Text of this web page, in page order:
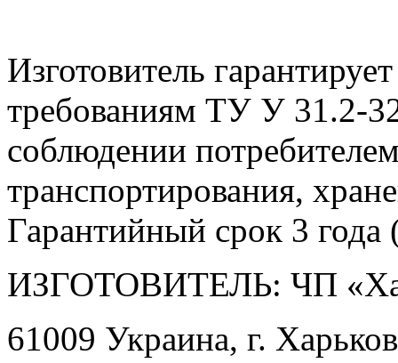
Изготовитель
требованиям ТУ У 31.2-
соблюдении
транспортирования,
Гарантийный срок 3 года
ИЗГОТОВИТЕЛЬ: ЧП
61009 Украина, г.